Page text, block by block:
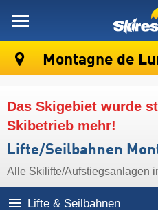
Montagne de
Das Skigebiet wurde
Skibetrieb mehr!
Lifte/Seilbahnen
Alle Skilifte/Aufstiegsanlagen
Lifte & Seilbahnen